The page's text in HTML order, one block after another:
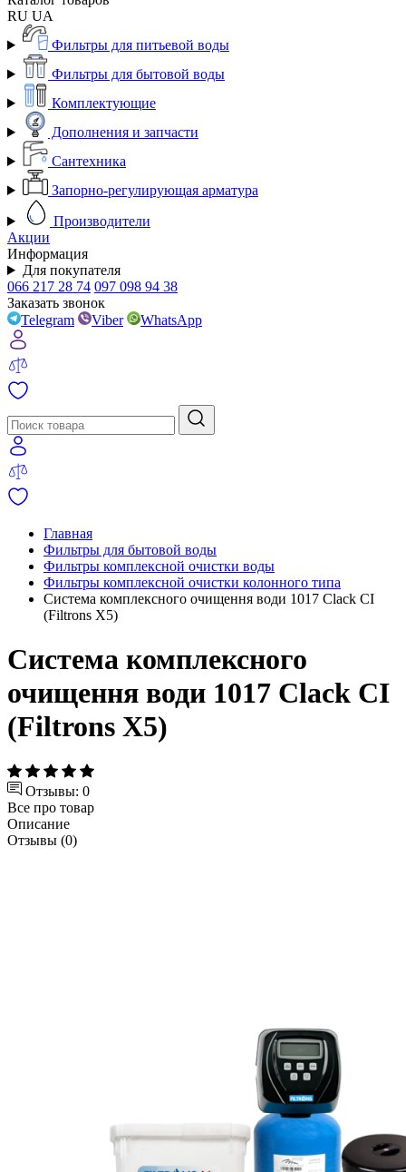
RU UA
Фильтры для питьевой воды
Фильтры для бытовой воды
Комплектующие
Дополнения и запчасти
Сантехника
Запорно-регулирующая арматура
Производители
Акции
Информация
Для покупателя
066 217 28 74 097 098 94 38
Заказать звонок
Telegram
Viber WhatsApp
Главная
Фильтры для бытовой воды
Фильтры комплексной очистки воды
Фильтры комплексной очистки колонного типа
Система комплексного очищення води 1017 Clack CI
(Filtrons X5)
Система комплексного
очищення води 1017 Clack CI
(Filtrons X5)
Отзывы: 0
Все про товар
Описание
Отзывы (0)